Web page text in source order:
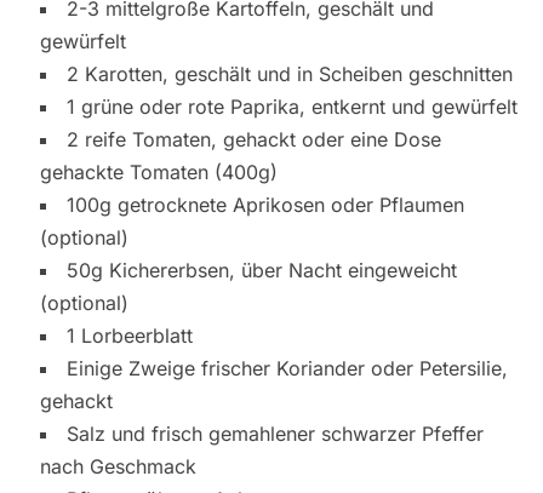
2-3 mittelgroße Kartoffeln, geschält und
gewürfelt
2 Karotten, geschält und in Scheiben geschnitten
1 grüne oder rote Paprika, entkernt und gewürfelt
2 reife Tomaten, gehackt oder eine Dose
gehackte Tomaten (400g)
100g getrocknete Aprikosen oder Pflaumen
(optional)
50g Kichererbsen, über Nacht eingeweicht
(optional)
1 Lorbeerblatt
Einige Zweige frischer Koriander oder Petersilie,
gehackt
Salz und frisch gemahlener schwarzer Pfeffer
nach Geschmack